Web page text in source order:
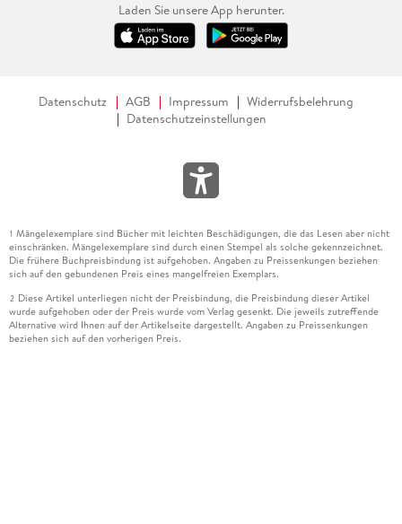
Laden Sie unsere App herunter.
Datenschutz AGB Impressum
Widerrufsbelehrung
Datenschutzeinstellungen
1 Mängelexemplare sind Bücher mit leichten Beschädigungen, die das Lesen aber nicht
einschränken. Mängelexemplare sind durch einen Stempel als solche gekennzeichnet.
Die frühere Buchpreisbindung ist aufgehoben. Angaben zu Preissenkungen beziehen
sich auf den gebundenen Preis eines mangelfreien Exemplars.
2 Diese Artikel unterliegen nicht der Preisbindung, die Preisbindung dieser Artikel
wurde aufgehoben oder der Preis wurde vom Verlag gesenkt. Die jeweils zutreffende
Alternative wird Ihnen auf der Artikelseite dargestellt. Angaben zu Preissenkungen
beziehen sich auf den vorherigen Preis.